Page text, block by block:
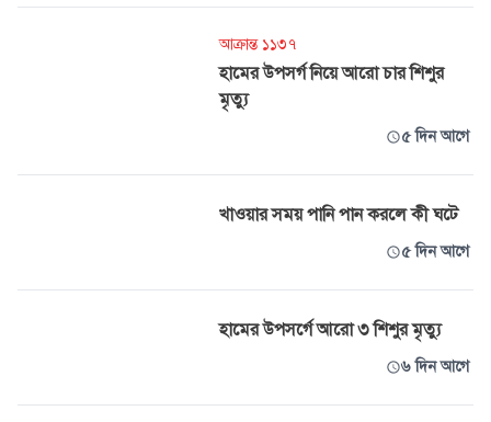
আক্রান্ত ১১৩৭
হামের উপসর্গ নিয়ে আরো চার শিশুর
মৃত্যু
৫ দিন আগে
খাওয়ার সময় পানি পান করলে কী ঘটে
৫ দিন আগে
হামের উপসর্গে আরো ৩ শিশুর মৃত্যু
৬ দিন আগে